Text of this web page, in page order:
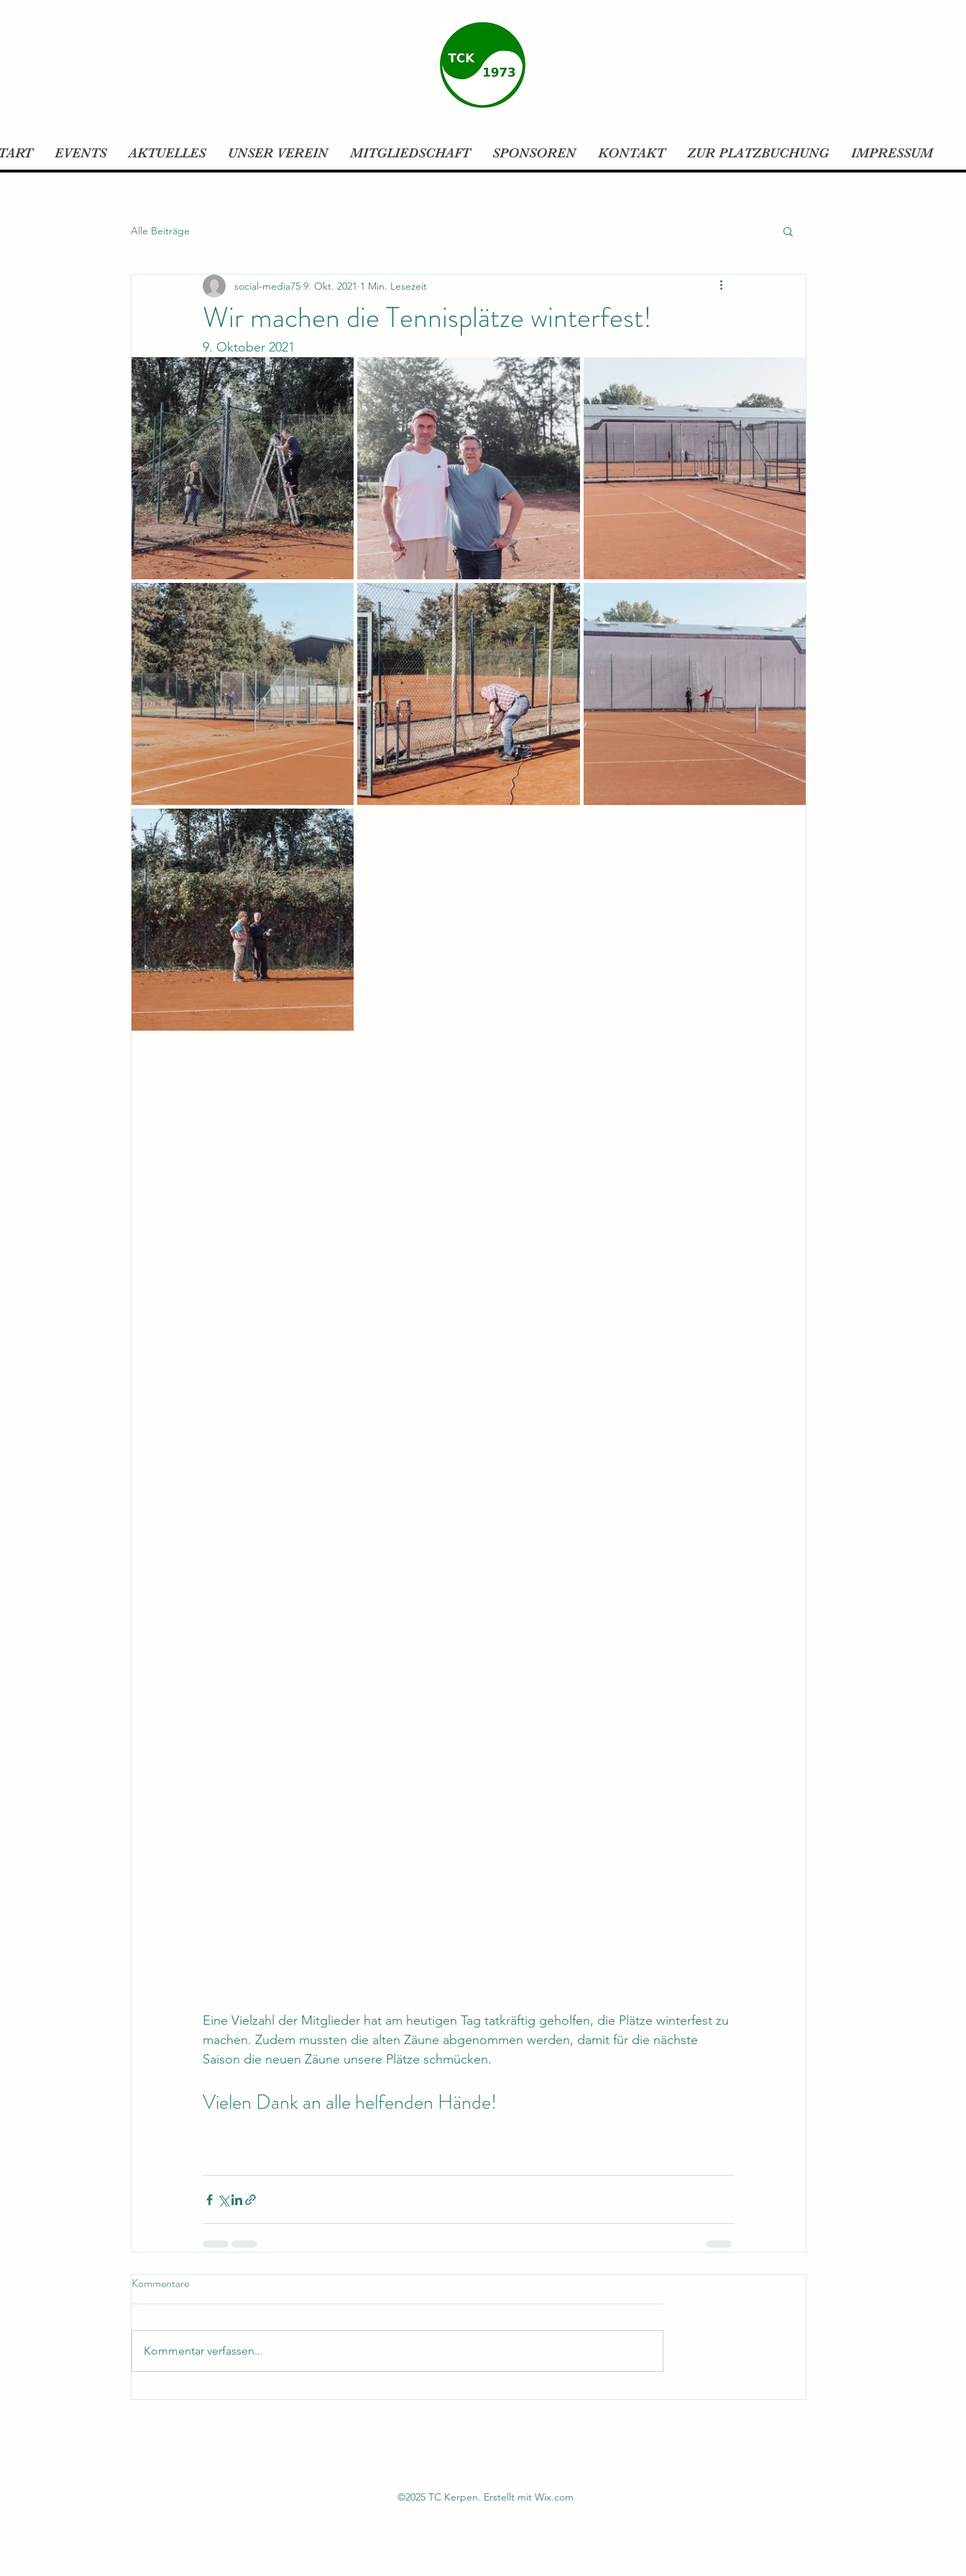
EVENTS AKTUELLES UNSER VEREIN MITGLIEDSCHAFT SPONSOREN KONTAKT ZUR PLATZBUCHUNG IMPRESSUM
Alle Beiträge
Wir machen die Tennisplätze winterfest!
social-media75 9. Okt. 2021 1 Min. Lesezeit
9. Oktober 2021
Eine Vielzahl der Mitglieder hat am heutigen Tag tatkräftig geholfen, die Plätze winterfest zu
machen. Zudem mussten die alten Zäune abgenommen werden, damit für die nächste
Saison die neuen Zäune unsere Plätze schmücken.
Vielen Dank an alle helfenden Hände!
Kommentare
Kommentar verfassen...
©2025 TC Kerpen. Erstellt mit Wix.com